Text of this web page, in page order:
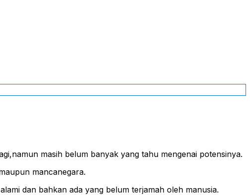
masih belum banyak yang tahu mengenai potensinya.
mancanegara.
dan bahkan ada yang belum terjamah oleh manusia.